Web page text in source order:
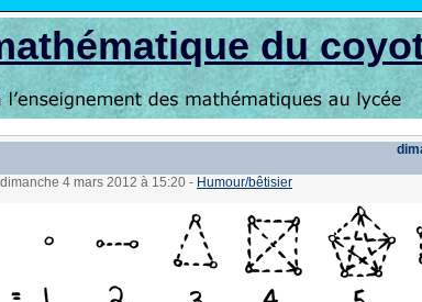
du
4 mars 2012 à 15:20 - Humour/bêtisier